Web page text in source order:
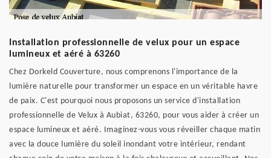
Installation professionnelle de velux pour un espace
lumineux et aéré à 63260
Chez Dorkeld Couverture, nous comprenons l'importance de la
lumière naturelle pour transformer un espace en un véritable havre
de paix. C'est pourquoi nous proposons un service d'installation
professionnelle de Velux à Aubiat, 63260, pour vous aider à créer un
espace lumineux et aéré. Imaginez-vous vous réveiller chaque matin
avec la douce lumière du soleil inondant votre intérieur, rendant